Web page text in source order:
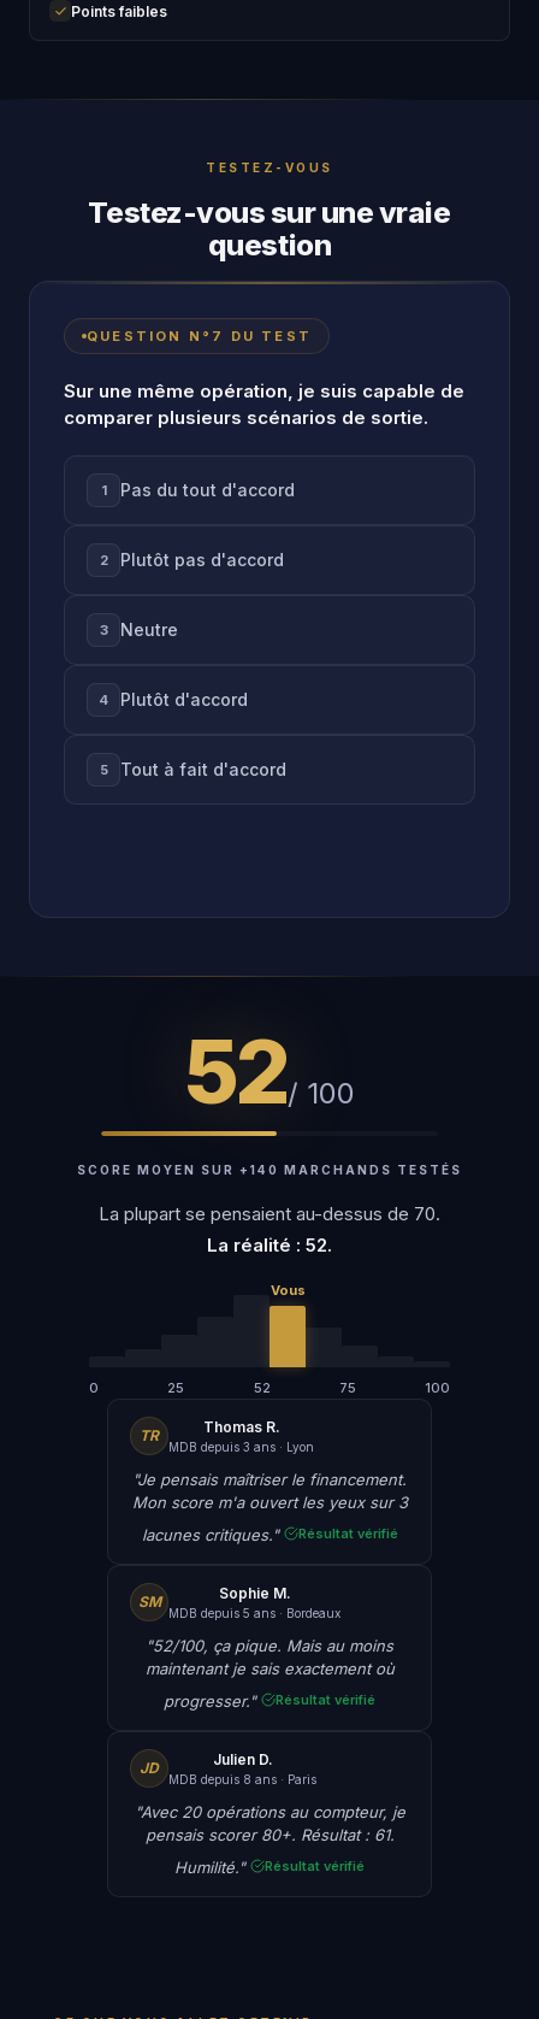
Points faibles
TESTEZ-VOUS
Testez-vous sur une vraie
question
QUESTION N°7 DU TEST
Sur une même opération, je suis capable de
comparer plusieurs scénarios de sortie.
1 Pas du tout d'accord
2 Plutôt pas d'accord
3 Neutre
4 Plutôt d'accord
5 Tout à fait d'accord
52/ 100
SCORE MOYEN SUR +140 MARCHANDS TESTÉS
La plupart se pensaient au-dessus de 70.
La réalité : 52.
0 25 52 75 100
TR Thomas R.
MDB depuis 3 ans · Lyon
"Je pensais maîtriser le financement.
Mon score m'a ouvert les yeux sur 3
lacunes critiques."
Résultat vérifié
SM Sophie M.
MDB depuis 5 ans · Bordeaux
"52/100, ça pique. Mais au moins
maintenant je sais exactement où
progresser."
Résultat vérifié
JD Julien D.
MDB depuis 8 ans · Paris
"Avec 20 opérations au compteur, je
pensais scorer 80+. Résultat : 61.
Humilité."
Résultat vérifié